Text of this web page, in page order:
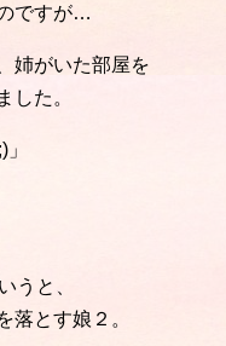
ですが…
姉がいた部屋を
した。
うと、
落とす娘２。